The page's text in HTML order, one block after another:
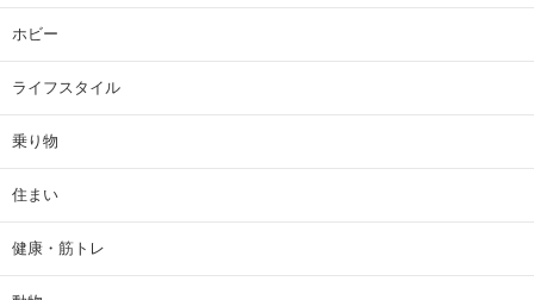
ホビー
ライフスタイル
乗り物
住まい
健康・筋トレ